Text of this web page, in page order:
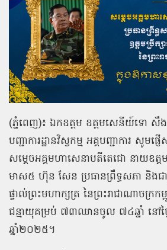
(ភ្នំពេញ)៖ ឯកឧត្តម ឧត្ដមសេនីយ៍ទោ សឹង
បញ្ជាការដ្ឋានវិស្វកម្ម អគ្គបញ្ជាការ សូម
សម្តេចអគ្គមហាសេនាបតីតេជោ នាយឧត្
មាស៥ ហ៊ុន សែន ប្រធានព្រឹទ្ធសភា និងជាប្
ផ្ទាល់ព្រះមហាក្សត្រ នៃព្រះរាជាណាចក្រក
ជន្មាយុគម្រប់ ៧៣ឈានចូល ៧៤ឆ្នាំ នៅថ្
ឆ្នាំ២០២៥។